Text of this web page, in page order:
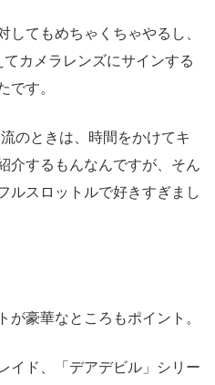
してもめちゃくちゃやるし、
カメラレンズにサインする
です。
のときは、時間をかけてキ
介するもんなんですが、そん
ルスロットルで好きすぎまし
が豪華なところもポイント。
イド、「デアデビル」シリー